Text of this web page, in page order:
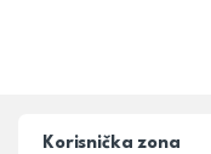
Korisnička zona